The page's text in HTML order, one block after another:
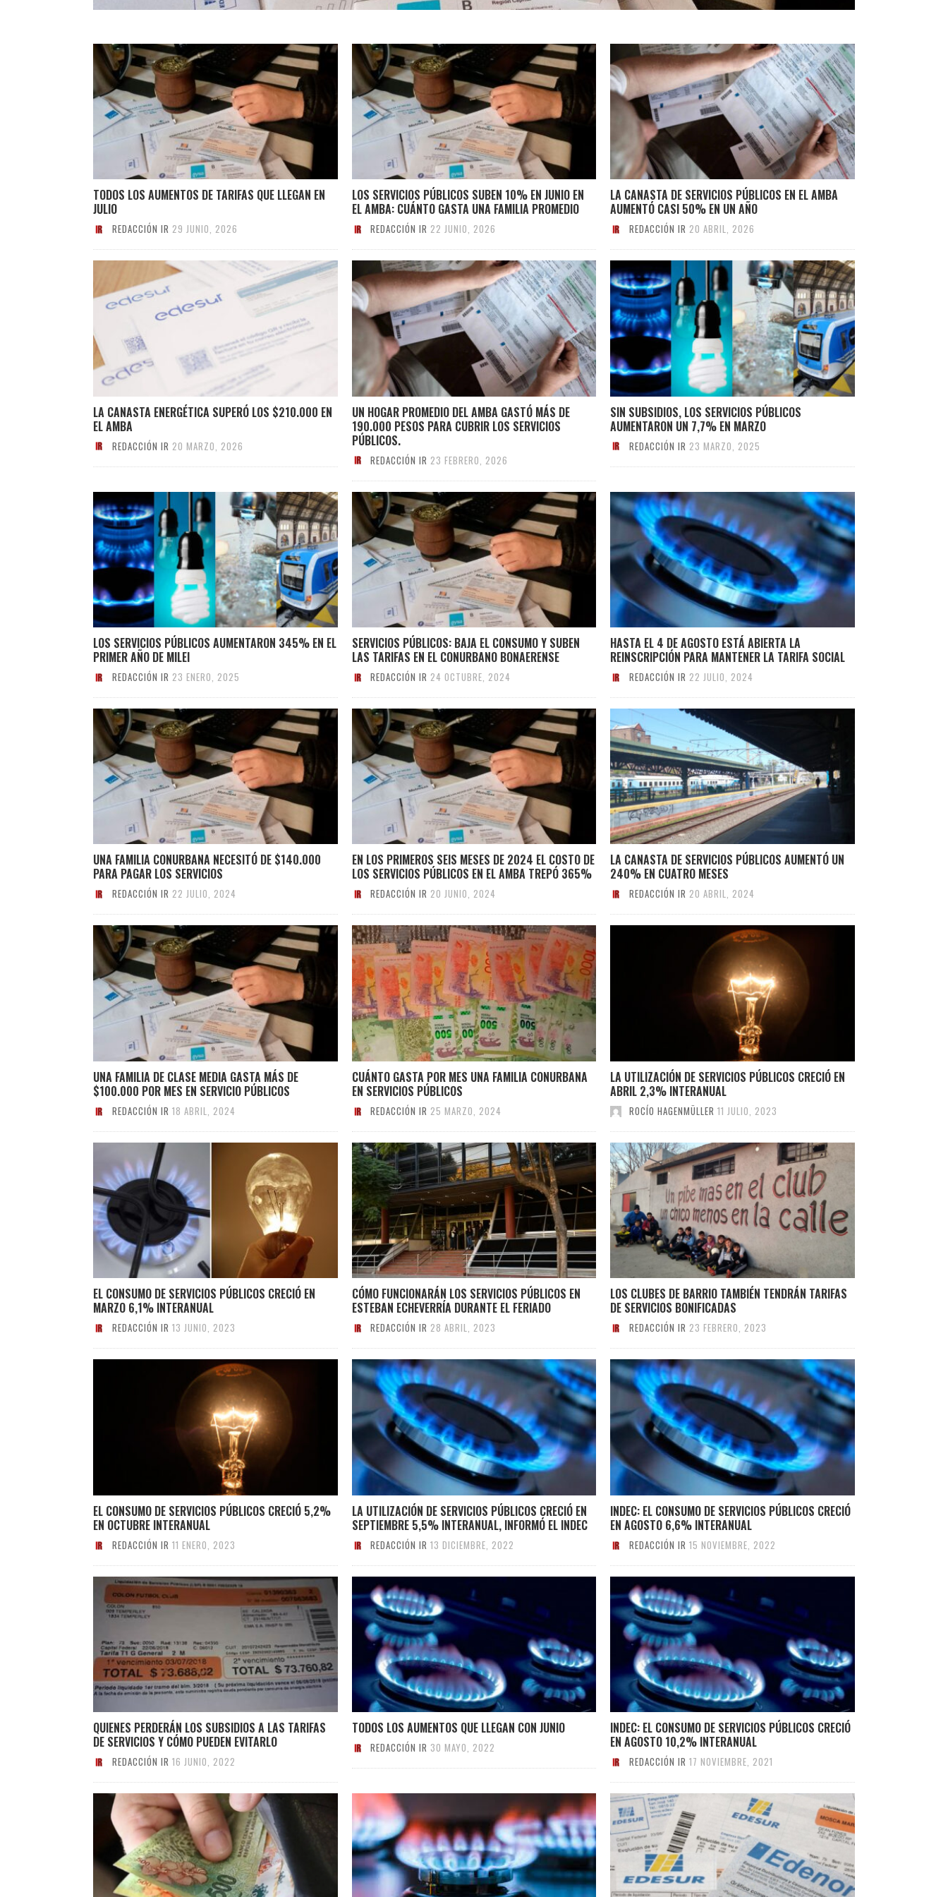
TODOS LOS AUMENTOS DE TARIFAS QUE LLEGAN EN
JULIO
REDACCIÓN IR 29 JUNIO, 2026
LOS SERVICIOS PÚBLICOS SUBEN 10% EN JUNIO EN
EL AMBA: CUÁNTO GASTA UNA FAMILIA PROMEDIO
REDACCIÓN IR 22 JUNIO, 2026
LA CANASTA DE SERVICIOS PÚBLICOS EN EL AMBA
AUMENTÓ CASI 50% EN UN AÑO
REDACCIÓN IR 20 ABRIL, 2026
LA CANASTA ENERGÉTICA SUPERÓ LOS $210.000 EN
EL AMBA
REDACCIÓN IR 20 MARZO, 2026
UN HOGAR PROMEDIO DEL AMBA GASTÓ MÁS DE
190.000 PESOS PARA CUBRIR LOS SERVICIOS
PÚBLICOS.
REDACCIÓN IR 23 FEBRERO, 2026
SIN SUBSIDIOS, LOS SERVICIOS PÚBLICOS
AUMENTARON UN 7,7% EN MARZO
REDACCIÓN IR 23 MARZO, 2025
LOS SERVICIOS PÚBLICOS AUMENTARON 345% EN EL
PRIMER AÑO DE MILEI
REDACCIÓN IR 23 ENERO, 2025
SERVICIOS PÚBLICOS: BAJA EL CONSUMO Y SUBEN
LAS TARIFAS EN EL CONURBANO BONAERENSE
REDACCIÓN IR 24 OCTUBRE, 2024
HASTA EL 4 DE AGOSTO ESTÁ ABIERTA LA
REINSCRIPCIÓN PARA MANTENER LA TARIFA SOCIAL
REDACCIÓN IR 22 JULIO, 2024
UNA FAMILIA CONURBANA NECESITÓ DE $140.000
PARA PAGAR LOS SERVICIOS
REDACCIÓN IR 22 JULIO, 2024
EN LOS PRIMEROS SEIS MESES DE 2024 EL COSTO DE
LOS SERVICIOS PÚBLICOS EN EL AMBA TREPÓ 365%
REDACCIÓN IR 20 JUNIO, 2024
LA CANASTA DE SERVICIOS PÚBLICOS AUMENTÓ UN
240% EN CUATRO MESES
REDACCIÓN IR 20 ABRIL, 2024
UNA FAMILIA DE CLASE MEDIA GASTA MÁS DE
$100.000 POR MES EN SERVICIO PÚBLICOS
REDACCIÓN IR 18 ABRIL, 2024
CUÁNTO GASTA POR MES UNA FAMILIA CONURBANA
EN SERVICIOS PÚBLICOS
REDACCIÓN IR 25 MARZO, 2024
LA UTILIZACIÓN DE SERVICIOS PÚBLICOS CRECIÓ EN
ABRIL 2,3% INTERANUAL
ROCÍO HAGENMÜLLER 11 JULIO, 2023
EL CONSUMO DE SERVICIOS PÚBLICOS CRECIÓ EN
MARZO 6,1% INTERANUAL
REDACCIÓN IR 13 JUNIO, 2023
CÓMO FUNCIONARÁN LOS SERVICIOS PÚBLICOS EN
ESTEBAN ECHEVERRÍA DURANTE EL FERIADO
REDACCIÓN IR 28 ABRIL, 2023
LOS CLUBES DE BARRIO TAMBIÉN TENDRÁN TARIFAS
DE SERVICIOS BONIFICADAS
REDACCIÓN IR 23 FEBRERO, 2023
EL CONSUMO DE SERVICIOS PÚBLICOS CRECIÓ 5,2%
EN OCTUBRE INTERANUAL
REDACCIÓN IR 11 ENERO, 2023
LA UTILIZACIÓN DE SERVICIOS PÚBLICOS CRECIÓ EN
SEPTIEMBRE 5,5% INTERANUAL, INFORMÓ EL INDEC
REDACCIÓN IR 13 DICIEMBRE, 2022
INDEC: EL CONSUMO DE SERVICIOS PÚBLICOS CRECIÓ
EN AGOSTO 6,6% INTERANUAL
REDACCIÓN IR 15 NOVIEMBRE, 2022
QUIENES PERDERÁN LOS SUBSIDIOS A LAS TARIFAS
DE SERVICIOS Y CÓMO PUEDEN EVITARLO
REDACCIÓN IR 16 JUNIO, 2022
TODOS LOS AUMENTOS QUE LLEGAN CON JUNIO
REDACCIÓN IR 30 MAYO, 2022
INDEC: EL CONSUMO DE SERVICIOS PÚBLICOS CRECIÓ
EN AGOSTO 10,2% INTERANUAL
REDACCIÓN IR 17 NOVIEMBRE, 2021